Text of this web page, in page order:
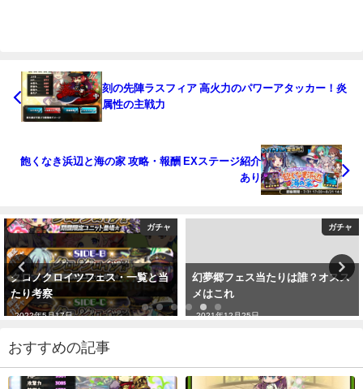
刻の先陣ラスフィア 高火力のパワーアタッカー！炎
属性の主戦力
飽くなき浜辺と海の家 攻略・報酬 EXステージ紹介
あり
ガチャ
クロノクロイツフェス・一覧と当
たり考察
2022年5月17日
ガチャ
幻夢郷フェス当たりは誰？オスス
メはこれ
2021年12月25日
おすすめの記事